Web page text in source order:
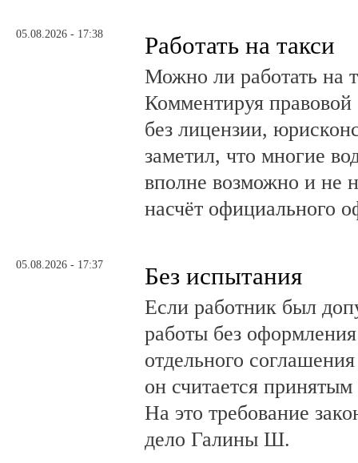
05.08.2026 - 17:38 Работать на такси
Можно ли работать на
Комментируя правовой
без лицензии,
заметил, что многие
вполне возможно и не
насчёт официального
05.08.2026 - 17:37 Без испытания
Если работник был
работы без
отдельного
он считается
На это требование
дело Галины Ш.